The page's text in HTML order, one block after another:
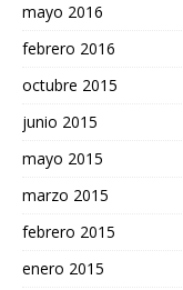
mayo 2016
febrero 2016
octubre 2015
junio 2015
mayo 2015
marzo 2015
febrero 2015
enero 2015